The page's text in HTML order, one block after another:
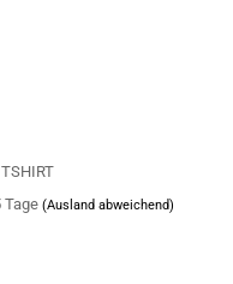
Tage(Ausland abweichend)